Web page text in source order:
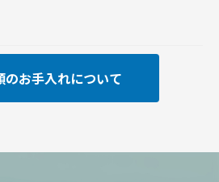
のお手入れについて